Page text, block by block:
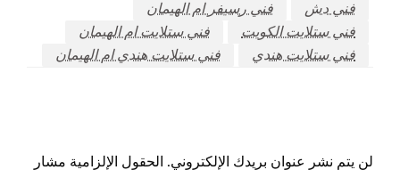
فني دش
فني رسيفر ام الهيمان
فني ستلايت الكويت
فني ستلايت ام الهيمان
فني ستلايت هندي
فني ستلايت هندي ام الهيمان
لن يتم نشر عنوان بريدك الإلكتروني.
الحقول الإلزامية مشار